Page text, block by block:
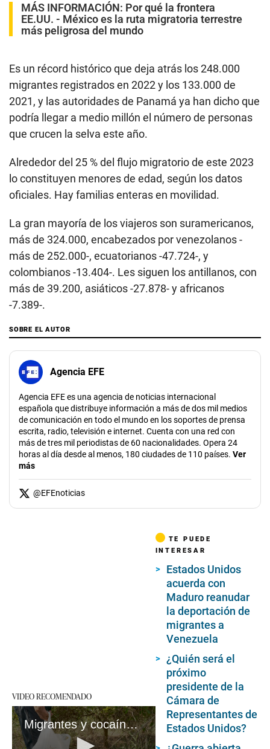
MÁS INFORMACIÓN: Por qué la frontera
EE.UU. - México es la ruta migratoria terrestre
más peligrosa del mundo
Es un récord histórico que deja atrás los 248.000
migrantes registrados en 2022 y los 133.000 de
2021, y las autoridades de Panamá ya han dicho que
podría llegar a medio millón el número de personas
que crucen la selva este año.
Alrededor del 25 % del flujo migratorio de este 2023
lo constituyen menores de edad, según los datos
oficiales. Hay familias enteras en movilidad.
La gran mayoría de los viajeros son suramericanos,
más de 324.000, encabezados por venezolanos -
más de 252.000-, ecuatorianos -47.724-, y
colombianos -13.404-. Les siguen los antillanos, con
más de 39.200, asiáticos -27.878- y africanos
-7.389-.
SOBRE EL AUTOR
Agencia EFE
Agencia EFE es una agencia de noticias internacional
española que distribuye información a más de dos mil medios
de comunicación en todo el mundo en los soportes de prensa
escrita, radio, televisión e internet. Cuenta con una red con
más de tres mil periodistas de 60 nacionalidades. Opera 24
horas al día desde al menos, 180 ciudades de 110 países. Ver
más
@EFEnoticias
VIDEO RECOMENDADO
Migrantes y cocaína: la boyante economía del Darién colombiano
TE PUEDE
INTERESAR
Estados Unidos
acuerda con
Maduro reanudar
la deportación de
migrantes a
Venezuela
¿Quién será el
próximo
presidente de la
Cámara de
Representantes de
Estados Unidos?